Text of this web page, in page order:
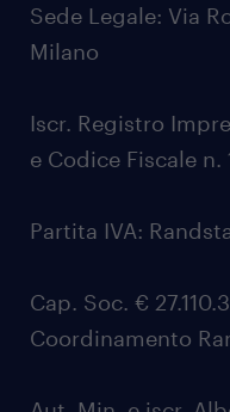
Sede Legale: Via
Milano
Iscr. Registro
e Codice Fiscale n.
Partita IVA:
Cap. Soc. €
Coordinamento